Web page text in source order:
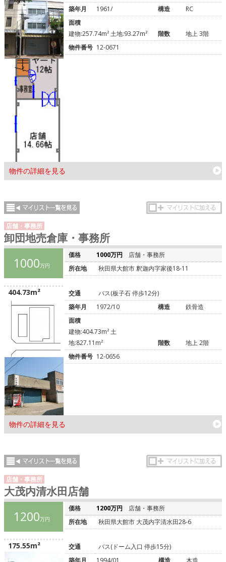
物件の詳細を見る
築年月
1961/ 構造
RC
面積
建物:257.74m² 土地:93.27m²
階数
地上 3階
物件番号 12-0671
店舗・事務所
卸団地売倉庫・事務所
1000万円
404.73m²
物件の詳細を見る
価格 1000万円
店舗・事務所
所在地
秋田県大館市 釈迦内字家後18-11
交通
バス(板子石 停歩12分)
築年月
1972/10 構造
鉄骨造
面積
建物:404.73m² 土
地:827.11m²
階数
地上 2階
物件番号 12-0656
店舗・事務所
大茂内清水田店舗
1200万円
175.55m²
価格 1200万円
店舗・事務所
所在地
秋田県大館市 大茂内字清水田28-6
交通
バス(ドーム入口 停歩15分)
築年月
1994/01 構造 木造